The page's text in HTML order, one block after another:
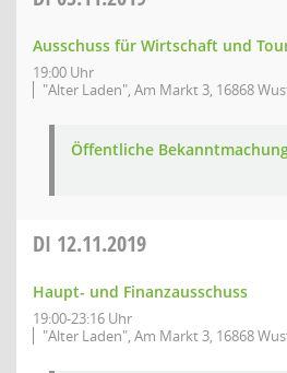
Ausschuss für Wirtschaft und
19:00 Uhr
"Alter Laden", Am Markt 3, 16868
Öffentliche
DI 12.11.2019
Haupt- und Finanzausschuss
19:00-23:16 Uhr
"Alter Laden", Am Markt 3, 16868